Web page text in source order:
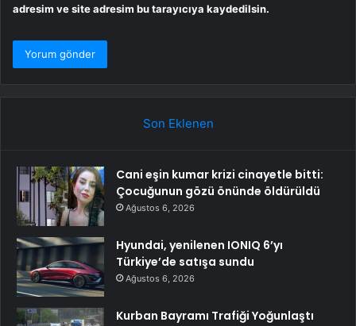
adresim ve site adresim bu tarayıcıya kaydedilsin.
Son Eklenen
Cani eşin kumar krizi cinayetle bitti:
Çocuğunun gözü önünde öldürüldü
Ağustos 6, 2026
Hyundai, yenilenen IONIQ 6’yı
Türkiye’de satışa sundu
Ağustos 6, 2026
Kurban Bayramı Trafiği Yoğunlaştı